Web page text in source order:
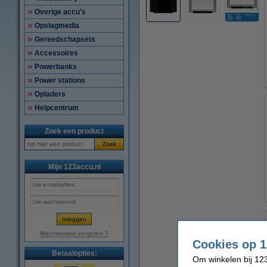
Overige accu's
Opslagmedia
Gereedschapsets
Accessoires
Powerbanks
Power stations
Opladers
Helpcentrum
Zoek een product
Zoek
Mijn 123accu.nl
Wachtwoord vergeten ?
Betaalopties:
Cookies op
Om winkelen bij